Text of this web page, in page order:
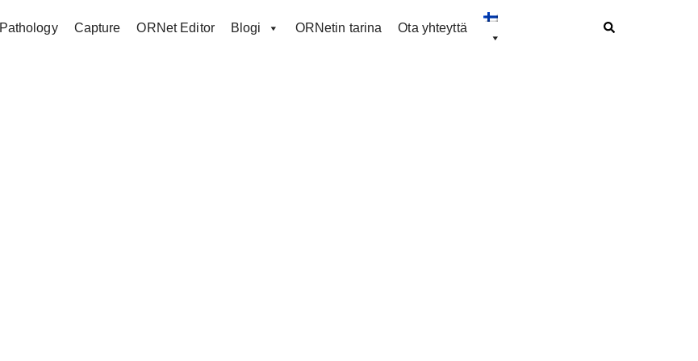
Pathology Capture ORNet Editor Blogi ORNetin tarina Ota yhteyttä